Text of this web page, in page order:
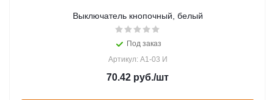
Выключатель кнопочный, белый
Под заказ
Артикул: А1-03 И
70.42 руб./шт